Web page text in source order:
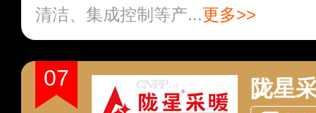
清洁、集成控制等产...更多>>
07 陇星